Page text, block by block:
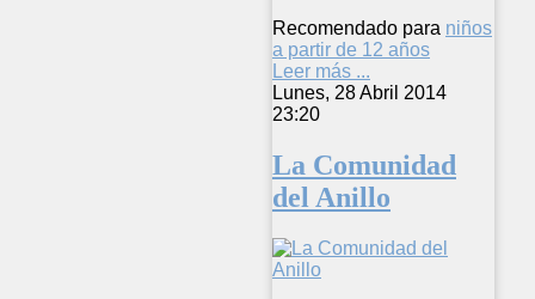
Recomendado para niños
a partir de 12 años
Leer más ...
Lunes, 28 Abril 2014
23:20
La Comunidad
del Anillo